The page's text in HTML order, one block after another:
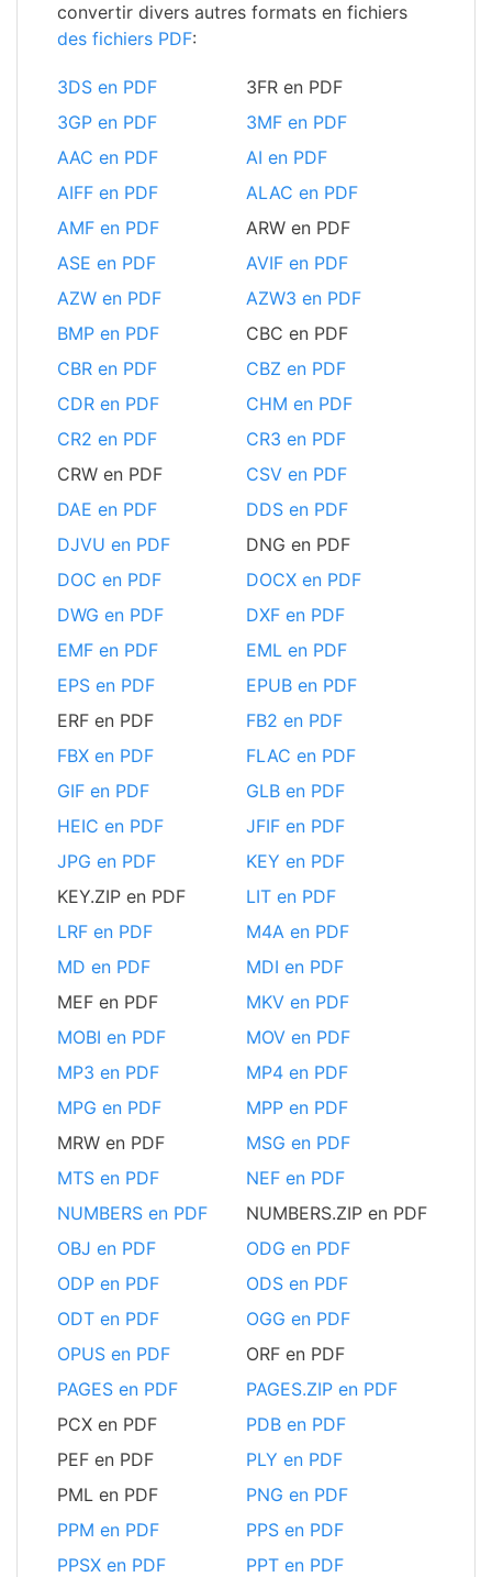
convertir divers autres formats en fichiers
des fichiers PDF:
3DS en PDF
3FR en PDF
3GP en PDF
3MF en PDF
AAC en PDF
AI en PDF
AIFF en PDF
ALAC en PDF
AMF en PDF
ARW en PDF
ASE en PDF
AVIF en PDF
AZW en PDF
AZW3 en PDF
BMP en PDF
CBC en PDF
CBR en PDF
CBZ en PDF
CDR en PDF
CHM en PDF
CR2 en PDF
CR3 en PDF
CRW en PDF
CSV en PDF
DAE en PDF
DDS en PDF
DJVU en PDF
DNG en PDF
DOC en PDF
DOCX en PDF
DWG en PDF
DXF en PDF
EMF en PDF
EML en PDF
EPS en PDF
EPUB en PDF
ERF en PDF
FB2 en PDF
FBX en PDF
FLAC en PDF
GIF en PDF
GLB en PDF
HEIC en PDF
JFIF en PDF
JPG en PDF
KEY en PDF
KEY.ZIP en PDF
LIT en PDF
LRF en PDF
M4A en PDF
MD en PDF
MDI en PDF
MEF en PDF
MKV en PDF
MOBI en PDF
MOV en PDF
MP3 en PDF
MP4 en PDF
MPG en PDF
MPP en PDF
MRW en PDF
MSG en PDF
MTS en PDF
NEF en PDF
NUMBERS en PDF
NUMBERS.ZIP en PDF
OBJ en PDF
ODG en PDF
ODP en PDF
ODS en PDF
ODT en PDF
OGG en PDF
OPUS en PDF
ORF en PDF
PAGES en PDF
PAGES.ZIP en PDF
PCX en PDF
PDB en PDF
PEF en PDF
PLY en PDF
PML en PDF
PNG en PDF
PPM en PDF
PPS en PDF
PPSX en PDF
PPT en PDF